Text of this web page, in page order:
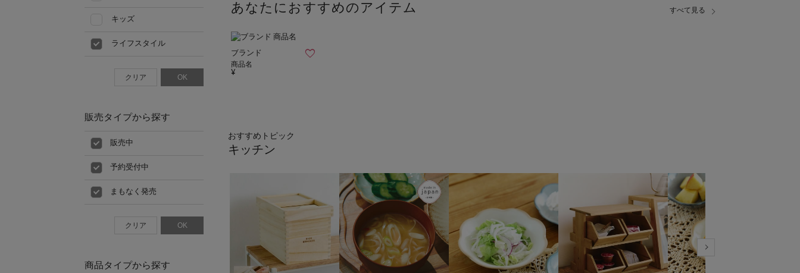
あなたにおすすめのアイテム
ブランド
商品名
おすすめトピック
キッチン
キッズ
ライフスタイル
クリア OK
販売タイプから探す
販売中
予約受付中
まもなく発売
クリア OK
商品タイプから探す